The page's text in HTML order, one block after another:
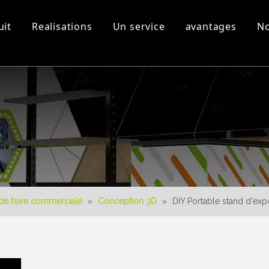
Equipement d'atelier et
Vidéos 3D
Realisations Un service avantages
Nouveau produit
foire commerciale » Conception 3D » DIY Portable stand